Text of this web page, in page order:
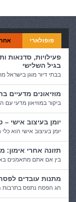
פופולארי
פעילויות, סדנאות
בגיל השלישי
בבתי דיור מוגן בישראל
מוזיאונים מדעיים
ביקור במוזיאון מדעי
יומן בעיצוב אישי
יומן בעיצוב אישי הוא
תזונה אחרי
בין אם אתם מתאמנים
מתנות עובדים לפסח 2024 – אילו טרנדים מובילים
חג הפסח נתפס בתרבות